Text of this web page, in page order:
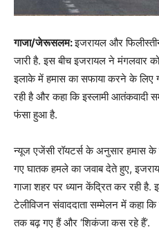
गाजा/जेरूसलम:इजरायल और
जारी है. इस बीच इजरायल ने मंगलवार
इलाके में हमास का सफाया करने के
रही है और कहा कि इस्लामी आतंकवादी
फंसा हुआ है.
न्यूज एजेंसी रॉयटर्स के अनुसार हमास के
गए घातक हमले का जवाब देते हुए,
गाजा शहर पर ध्यान केंद्रित कर रही है.
टेलीविजन संवाददाता सम्मेलन में कहा
तक बढ़ गए हैं और ‘शिकंजा कस रहे हैं’.